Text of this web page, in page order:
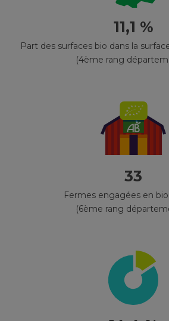
11,1 %
Part des surfaces bio dans la
(4ème rang
33
Fermes engagées en
(6ème rang